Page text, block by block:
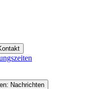
Nachrichten